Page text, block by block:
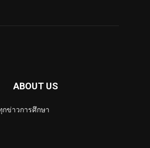
ABOUT US
ข่าวการศึกษา